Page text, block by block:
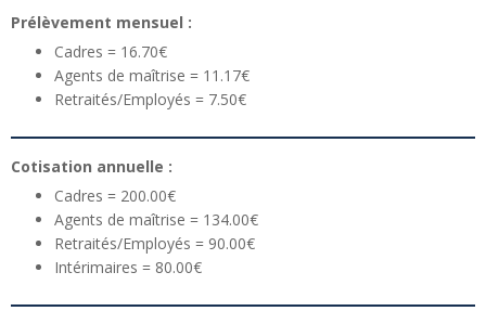
Prélèvement mensuel :
Cadres = 16.70€
Agents de maîtrise = 11.17€
Retraités/Employés = 7.50€
Cotisation annuelle :
Cadres = 200.00€
Agents de maîtrise = 134.00€
Retraités/Employés = 90.00€
Intérimaires = 80.00€